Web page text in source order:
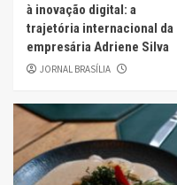
à inovação digital: a
trajetória internacional da
empresária Adriene Silva
JORNAL BRASÍLIA